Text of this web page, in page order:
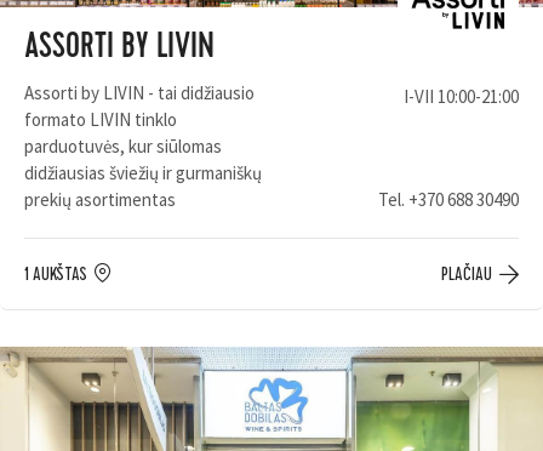
ASSORTI BY LIVIN
Assorti by LIVIN - tai didžiausio
formato LIVIN tinklo
parduotuvės, kur siūlomas
didžiausias šviežių ir gurmaniškų
prekių asortimentas
I-VII 10:00-21:00
Tel. +370 688 30490
1 AUKŠTAS PLAČIAU